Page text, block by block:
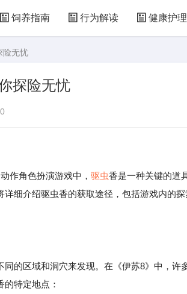
饲养指南 行为解读 健康护理
险无忧
探险无忧
角色扮演游戏中， 驱虫香是一种关键的道
细介绍驱虫香的获取途径，包括游戏内的
的区域和洞穴来发现。在《伊苏8》中，许
特定地点：